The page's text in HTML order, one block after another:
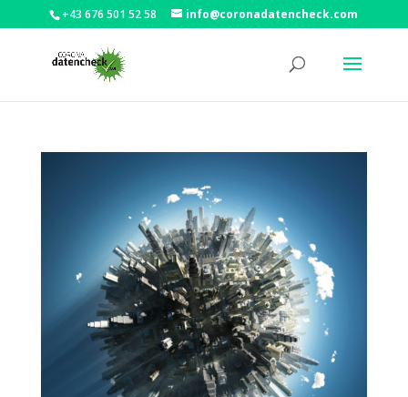
+43 676 501 52 58 info@coronadatencheck.com